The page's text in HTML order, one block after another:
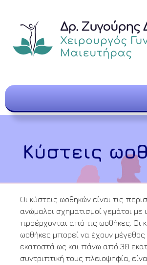
Κύστεις
Οι κύστεις ωοθηκών είναι τις
ανώμαλοι σχηματισμοί γεμάτοι με
προέρχονται από τις ωοθήκες. Οι
ωοθήκες μπορεί να έχουν
εκατοστά ως και πάνω από 30
συντριπτική τους πλειοψηφία,